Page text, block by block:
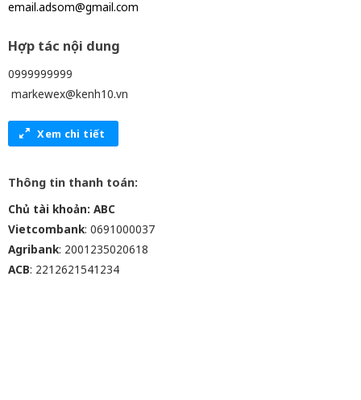
email.adsom@gmail.com
Hợp tác nội dung
0999999999
markewex@kenh10.vn
Xem chi tiết
Thông tin thanh toán:
Chủ tài khoản: ABC
Vietcombank: 0691000037
Agribank: 2001235020618
ACB: 2212621541234